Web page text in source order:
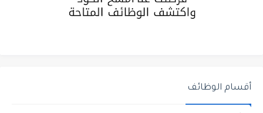
أقسام الوظائف